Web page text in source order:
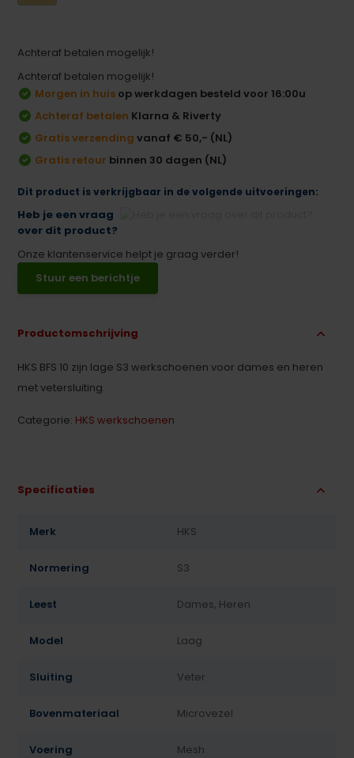
Achteraf betalen mogelijk!
Achteraf betalen mogelijk!
Morgen in huis op werkdagen besteld voor 16:00u
Achteraf betalen Klarna & Riverty
Gratis verzending vanaf € 50,- (NL)
Gratis retour binnen 30 dagen (NL)
Dit product is verkrijgbaar in de volgende uitvoeringen:
Heb je een vraag
over dit product?
Onze klantenservice helpt je graag verder!
Stuur een berichtje
Productomschrijving
HKS BFS 10 zijn lage S3 werkschoenen voor dames en heren
met vetersluiting.
Categorie: HKS werkschoenen
Specificaties
Merk HKS
Normering S3
Leest Dames, Heren
Model Laag
Sluiting Veter
Bovenmateriaal Microvezel
Voering Mesh